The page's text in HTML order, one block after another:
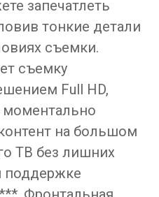
запечатлеть
тонкие детали
съемки.
съемку
Full HD,
на большом
ТВ без лишних
поддержке